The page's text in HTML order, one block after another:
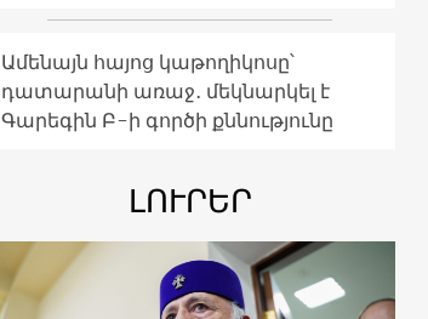
Ամենայն հայոց կաթողիկոսը՝
դատարանի առաջ․ մեկնարկել է
Գարեգին Բ-ի գործի քննությունը
ԼՈՒՐԵՐ